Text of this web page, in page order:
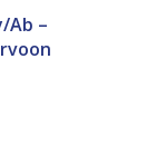
Ab –